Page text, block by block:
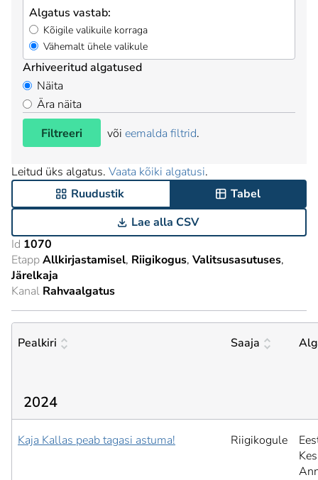
Algatus vastab:
Kõigile valikuile korraga
Vähemalt ühele valikule
Arhiveeritud algatused
Näita
Ära näita
Filtreeri
või eemalda filtrid.
Leitud üks algatus. Vaata kõiki algatusi.
Ruudustik
Tabel
Lae alla CSV
Id 1070
EtappAllkirjastamisel Riigikogus Valitsusasutuses
Järelkaja
Kanal Rahvaalgatus
Pealkiri Saaja
2024
Kaja Kallas peab tagasi astuma! Riigikogule